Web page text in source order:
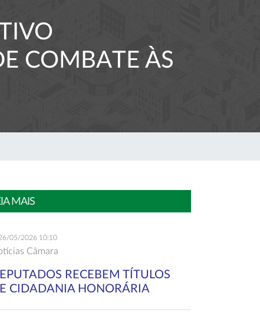
COMBATE ÀS
MAIS
05/2026 10:10
Câmara
RECEBEM TÍTULOS
CIDADANIA HONORÁRIA